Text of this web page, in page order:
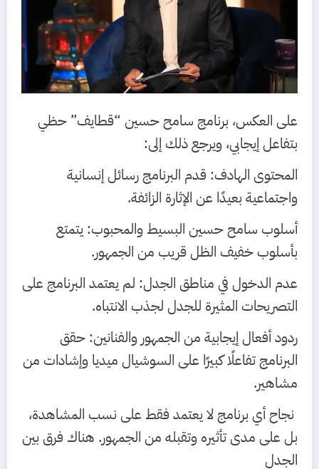
على العكس، برنامج سامح حسين “قطايف” حظي
بتفاعل إيجابي، ويرجع ذلك إلى:
المحتوى الهادف: قدم البرنامج رسائل إنسانية
واجتماعية بعيدًا عن الإثارة الزائفة.
أسلوب سامح حسين البسيط والمحبوب: يتمتع
بأسلوب خفيف الظل قريب من الجمهور.
عدم الدخول في مناطق الجدل: لم يعتمد البرنامج على
التصريحات المثيرة للجدل لجذب الانتباه.
ردود أفعال إيجابية من الجمهور والفنانين: حقق
البرنامج تفاعلًا كبيرًا على السوشيال ميديا وإشادات من
مشاهير.
نجاح أي برنامج لا يعتمد فقط على نسب المشاهدة،
بل على مدى تأثيره وتقبله من الجمهور. هناك فرق بين
الجدل